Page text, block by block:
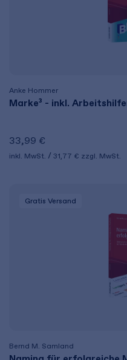
Anke Hommer
Marke³ - inkl.
33,99 €
inkl. MwSt. 31,77 € zzgl. MwSt.
Gratis Versand
Bernd M. Samland